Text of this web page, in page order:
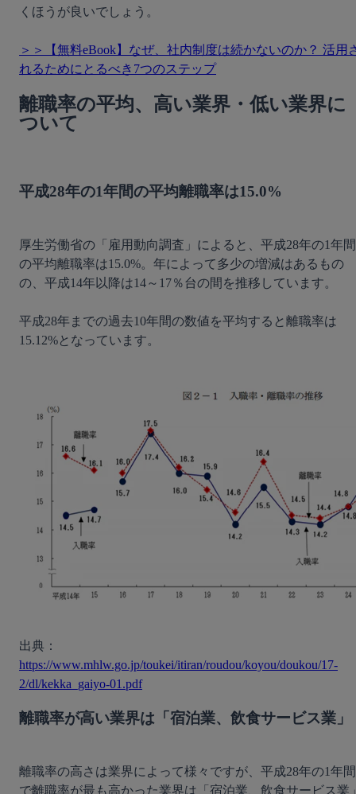
くほうが良いでしょう。
＞＞【無料eBook】なぜ、社内制度は続かないのか？ 活用
れるためにとるべき7つのステップ
離職率の平均、高い業界・低い業界に
ついて
平成28年の1年間の平均離職率は15.0%
厚生労働省の「雇用動向調査」によると、平成28年の1年間
の平均離職率は15.0%。年によって多少の増減はあるもの
の、平成14年以降は14～17％台の間を推移しています。
平成28年までの過去10年間の数値を平均すると離職率は
15.12%となっています。
出典：
https://www.mhlw.go.jp/toukei/itiran/roudou/koyou/doukou/17-
2/dl/kekka_gaiyo-01.pdf
離職率が高い業界は「宿泊業、飲食サービス業」
離職率の高さは業界によって様々ですが、平成28年の1年間
で離職率が最も高かった業界は「宿泊業、飲食サービス業